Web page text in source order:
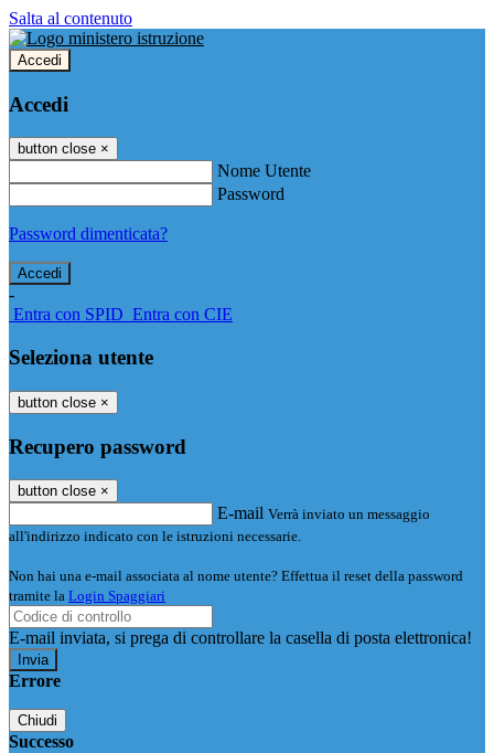
Salta al contenuto
Accedi
Accedi
button close ×
Nome Utente
Password
Password dimenticata?
-
Entra con SPID Entra con CIE
Seleziona utente
button close ×
Recupero password
button close ×
E-mail Verrà inviato un messaggio
all'indirizzo indicato con le istruzioni necessarie.
Non hai una e-mail associata al nome utente? Effettua il reset della password
tramite la Login Spaggiari
E-mail inviata, si prega di controllare la casella di posta elettronica!
Errore
Chiudi
Successo